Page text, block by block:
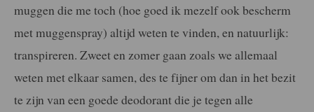
muggen die me toch (hoe goed ik mezelf ook bescherm
met muggenspray) altijd weten te vinden, en natuurlijk:
transpireren. Zweet en zomer gaan zoals we allemaal
weten met elkaar samen, des te fijner om dan in het bezit
te zijn van een goede deodorant die je tegen alle